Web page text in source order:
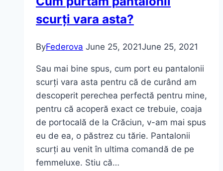
scurți vara asta?
ByFederova June 25, 2021June 25, 2021
Sau mai bine spus, cum port eu pantalonii
scurți vara asta pentru că de curând am
descoperit perechea perfectă pentru mine,
pentru că acoperă exact ce trebuie, coaja
de portocală de la Crăciun, v-am mai spus
eu de ea, o păstrez cu tărie. Pantalonii
scurți au venit în ultima comandă de pe
femmeluxe. Stiu că…